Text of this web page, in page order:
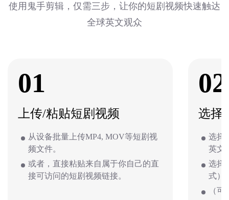
使用鬼手剪辑，仅需三步，让你的短剧视频快速触达
全球英文观众
01
上传/粘贴短剧视频
从设备批量上传MP4, MOV等短剧视
频文件。
或者，直接粘贴来自属于你自己的直
接可访问的短剧视频链接。
02
选择
选择
英文
选择
式）
（